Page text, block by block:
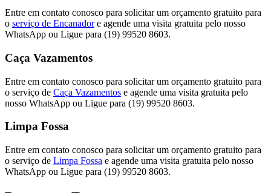
Entre em contato conosco para solicitar um orçamento gratuito para
o serviço de Encanadore agende uma visita gratuita pelo nosso
WhatsApp ou Ligue para (19) 99520 8603.
Caça Vazamentos
Entre em contato conosco para solicitar um orçamento gratuito para
o serviço de Caça Vazamentos e agende uma visita gratuita pelo
nosso WhatsApp ou Ligue para (19) 99520 8603.
Limpa Fossa
Entre em contato conosco para solicitar um orçamento gratuito para
o serviço de Limpa Fossa e agende uma visita gratuita pelo nosso
WhatsApp ou Ligue para (19) 99520 8603.